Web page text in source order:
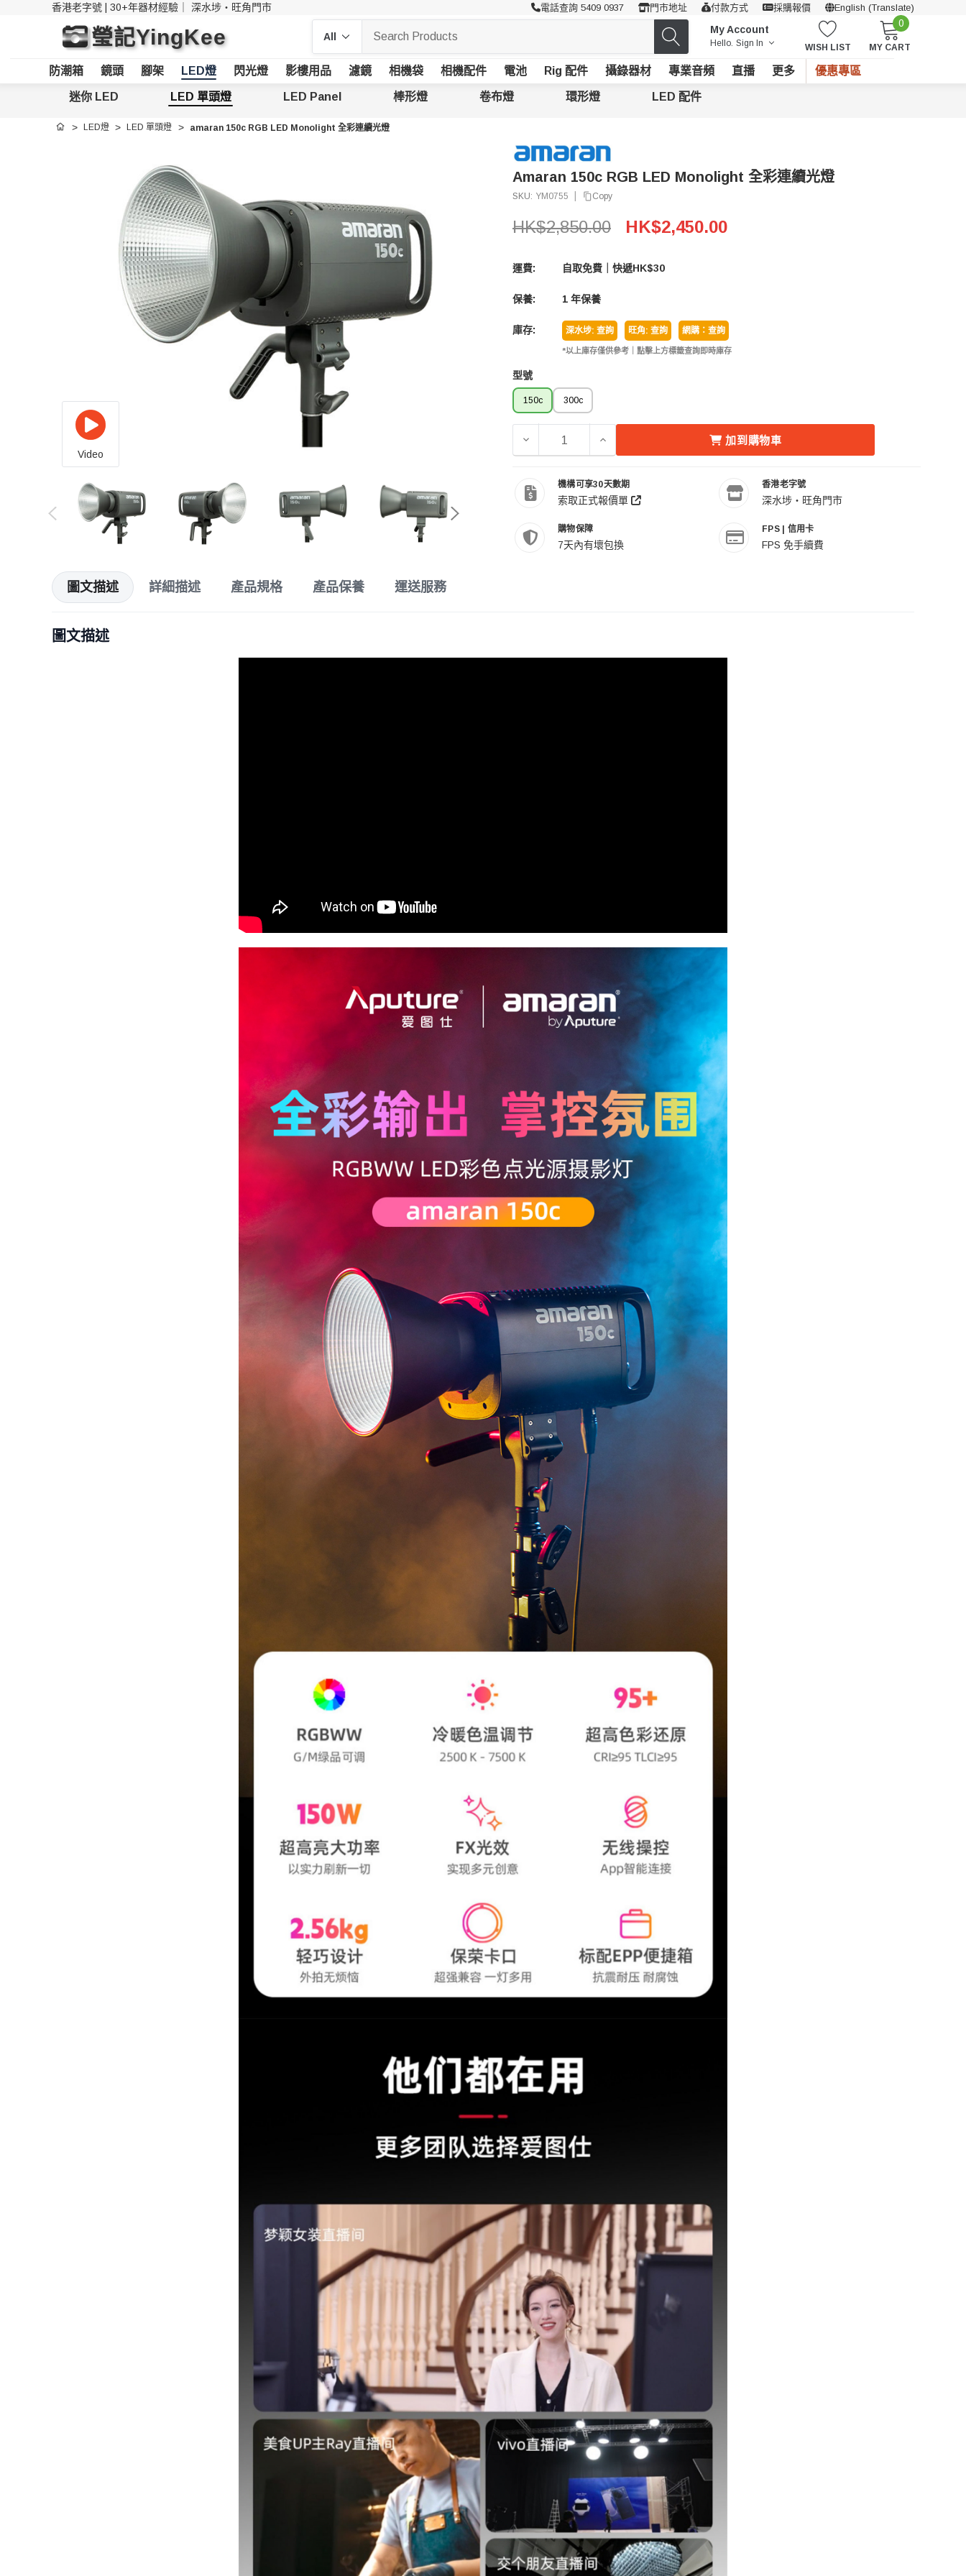
香港老字號 | 30+年器材經驗｜ 深水埗・旺角門市 電話查詢 5409 0937 門市地址 付款方式 採購報價 English (Translate)
瑩記YingKee My Account
Hello. Sign In WISH LIST
0
MY CART
防潮箱 鏡頭 腳架 LED燈 閃光燈 影樓用品 濾鏡 相機袋 相機配件 電池 Rig 配件 攝錄器材 專業音頻 直播 更多 優惠專區
迷你 LED LED 單頭燈 LED Panel 棒形燈 卷布燈 環形燈 LED 配件
首頁 LED燈 LED 單頭燈 amaran 150c RGB LED Monolight 全彩連續光燈
Video
Amaran 150c RGB LED Monolight 全彩連續光燈
SKU: YM0755 Copy
HK$2,850.00 HK$2,450.00
運費: 自取免費｜快遞HK$30
保養: 1 年保養
庫存: 深水埗: 查詢 旺角: 查詢 網購：查詢
*以上庫存僅供參考｜點擊上方標籤查詢即時庫存
型號
150c 300c
減少 AMARAN 150C RGB LED MONOLIGHT 全彩連續光燈 的數量
增加 AMARAN 150C RGB LED MONOLIGHT 全彩連續光燈 的數量
加到購物車
機構可享30天數期
索取正式報價單
香港老字號
深水埗・旺角門市
購物保障
7天內有壞包換
FPS | 信用卡
FPS 免手續費
圖文描述 詳細描述 產品規格 產品保養 運送服務
圖文描述